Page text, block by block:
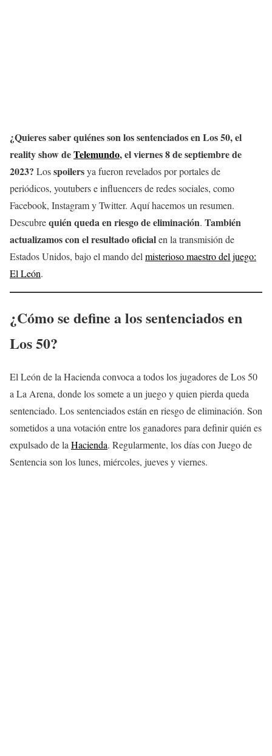
¿Quieres saber quiénes son los sentenciados en Los 50, el
reality show deTelemundo, el viernes 8 de septiembre de
2023? Losspoilersya fueron revelados por portales de
periódicos, youtubers e influencers de redes sociales, como
Facebook, Instagram y Twitter. Aquí hacemos un resumen.
Descubrequién queda en riesgo de eliminación. También
actualizamos con el resultado oficialen la transmisión de
Estados Unidos, bajo el mando del misterioso maestro del juego:
El León.
¿Cómo se define a los sentenciados en
Los 50?
El León de la Hacienda convoca a todos los jugadores de Los 50
a La Arena, donde los somete a un juego y quien pierda queda
sentenciado. Los sentenciados están en riesgo de eliminación. Son
sometidos a una votación entre los ganadores para definir quién es
expulsado de la Hacienda. Regularmente, los días con Juego de
Sentencia son los lunes, miércoles, jueves y viernes.